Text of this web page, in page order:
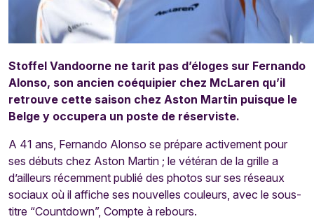
Stoffel Vandoorne ne tarit pas d’éloges sur Fernando
Alonso, son ancien coéquipier chez McLaren qu’il
retrouve cette saison chez Aston Martin puisque le
Belge y occupera un poste de réserviste.
A 41 ans, Fernando Alonso se prépare activement pour
ses débuts chez Aston Martin ; le vétéran de la grille a
d’ailleurs récemment publié des photos sur ses réseaux
sociaux où il affiche ses nouvelles couleurs, avec le sous-
titre “Countdown”, Compte à rebours.